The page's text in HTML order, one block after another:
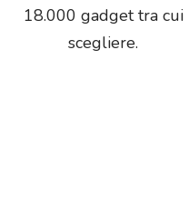
18.000 gadget tra cui
scegliere.